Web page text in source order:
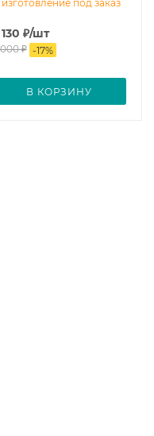
изготовление под заказ
₽/шт
000₽ -17%
В КОРЗИНУ